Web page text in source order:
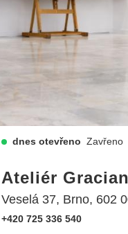
dnes otevřeno Zavřeno
Ateliér
Veselá 37, Brno, 602
+420 725 336 540